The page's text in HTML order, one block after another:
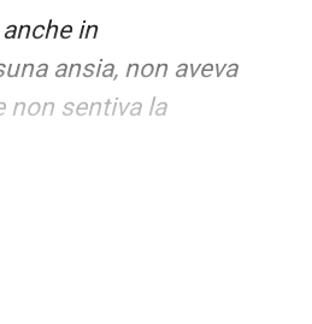
in
ansia, non aveva
non sentiva la